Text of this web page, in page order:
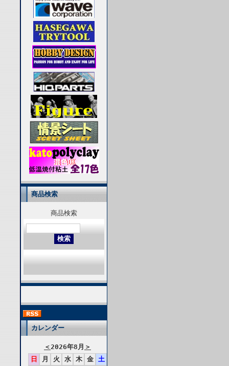
商品検索
商品検索
カレンダー
＜2026年8月 ＞
日
月 火 水 木 金
土